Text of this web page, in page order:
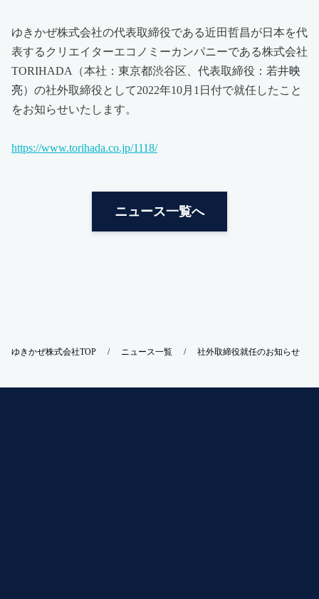
ゆきかぜ株式会社の代表取締役である近田哲昌が日本を代
表するクリエイターエコノミーカンパニーである株式会社
TORIHADA（本社：東京都渋谷区、代表取締役：若井映
亮）の社外取締役として2022年10月1日付で就任したこと
をお知らせいたします。
https://www.torihada.co.jp/1118/
ニュース一覧へ
ゆきかぜ株式会社TOP ニュース一覧 社外取締役就任のお知らせ